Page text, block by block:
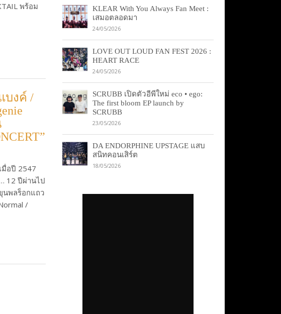
พร้อม
บงค์ /
มื่อปี 2547
12 ปีผ่านไป
นพลร็อกแถว
/
KLEAR With You Always Fan Meet :
เสมอตลอดมา
24/05/2026
LOVE OUT LOUD FAN FEST 2026 :
HEART RACE
24/05/2026
SCRUBB เปิดตัวอีพีใหม่ eco • ego:
The first bloom EP launch by
SCRUBB
23/05/2026
DA ENDORPHINE UPSTAGE แสบ
สนิทคอนเสิร์ต
18/05/2026